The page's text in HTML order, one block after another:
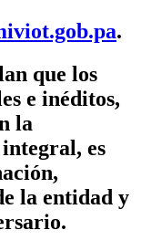
.
que los
e inéditos,
la
es
la entidad y